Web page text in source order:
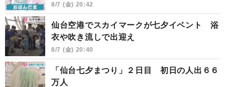
8/7 (金) 20:42
仙台空港でスカイマークが七夕イベント 浴
衣や吹き流しで出迎え
8/7 (金) 20:40
「仙台七夕まつり」２日目 初日の人出６６
万人